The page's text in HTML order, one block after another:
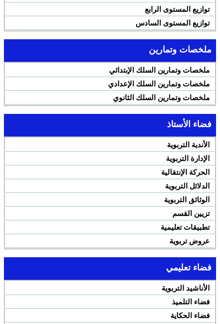
توازيع المستوى الرابع
توازيع المستوى السادس
ملخصات وتمارين
ملخصات وتمارين السلك الإبتدائي
ملخصات وتمارين السلك الإعدادي
ملخصات وتمارين السلك الثانوي
فضاء الأستاذ
الأندية التربوية
الإدارة التربوية
الحركة الإنتقالية
الدلائل التربوية
الوثائق التربوية
تزيين القسم
تطبيقات تعليمية
عروض تربوية
فضاء تعليمي
الأناشيد التربوية
فضاء التلميذ
فضاء الحكاية